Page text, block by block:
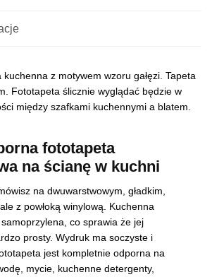
kuchenna z motywem wzoru gałęzi. Tapeta
Fototapeta ślicznie wyglądać będzie w
między szafkami kuchennymi a blatem.
fototapeta
na ścianę w kuchni
na dwuwarstwowym, gładkim,
z powłoką winylową. Kuchenna
co sprawia że jej
prosty. Wydruk ma soczyste i
jest kompletnie odporna na
mycie, kuchenne detergenty,